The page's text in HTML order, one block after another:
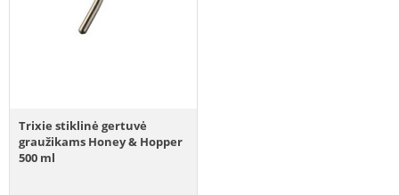
Trixie stiklinė gertuvė
graužikams Honey & Hopper
500 ml